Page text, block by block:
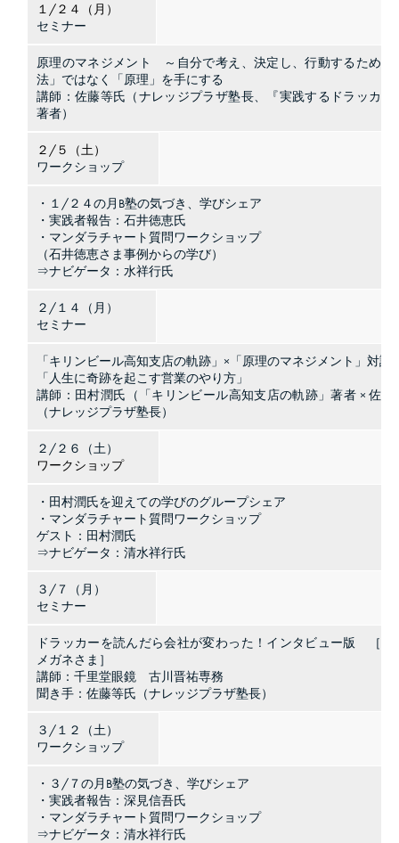
１/２４（月）
セミナー
原理のマネジメント ～自分で考え、決定し、行動するために
法」ではなく「原理」を手にする
講師：佐藤等氏（ナレッジプラザ塾長、『実践するドラッカー
著者）
２/５（土）
ワークショップ
・１/２４の月B塾の気づき、学びシェア
・実践者報告：石井徳恵氏
・マンダラチャート質問ワークショップ
（石井徳恵さま事例からの学び）
⇒ナビゲータ：水祥行氏
２/１４（月）
セミナー
「キリンビール高知支店の軌跡」×「原理のマネジメント」対談
「人生に奇跡を起こす営業のやり方」
講師：田村潤氏（「キリンビール高知支店の軌跡」著者 × 佐藤
（ナレッジプラザ塾長）
２/２６（土）
ワークショップ
・田村潤氏を迎えての学びのグループシェア
・マンダラチャート質問ワークショップ
ゲスト：田村潤氏
⇒ナビゲータ：清水祥行氏
３/７（月）
セミナー
ドラッカーを読んだら会社が変わった！インタビュー版 ［千
メガネさま］
講師：千里堂眼鏡 古川晋祐専務
聞き手：佐藤等氏（ナレッジプラザ塾長）
３/１２（土）
ワークショップ
・３/７の月B塾の気づき、学びシェア
・実践者報告：深見信吾氏
・マンダラチャート質問ワークショップ
⇒ナビゲータ：清水祥行氏